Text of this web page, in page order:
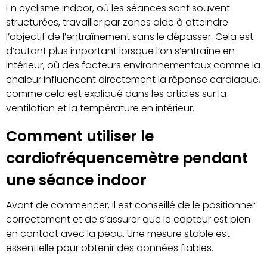
En cyclisme indoor, où les séances sont souvent
structurées, travailler par zones aide à atteindre
l’objectif de l’entraînement sans le dépasser. Cela est
d’autant plus important lorsque l’on s’entraîne en
intérieur, où des facteurs environnementaux comme la
chaleur influencent directement la réponse cardiaque,
comme cela est expliqué dans les articles sur la
ventilation et la température en intérieur.
Comment utiliser le
cardiofréquencemètre pendant
une séance indoor
Avant de commencer, il est conseillé de le positionner
correctement et de s’assurer que le capteur est bien
en contact avec la peau. Une mesure stable est
essentielle pour obtenir des données fiables.